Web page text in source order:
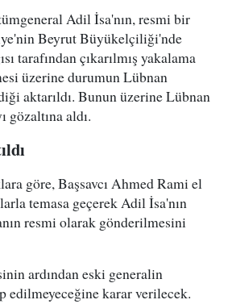
Adil İsa'nın, resmi bir
Beyrut Büyükelçiliği'nde
tarafından çıkarılmış yakalama
üzerine durumun Lübnan
aktarıldı. Bunun üzerine Lübnan
gözaltına aldı.
göre, Başsavcı Ahmed Rami el
temasa geçerek Adil İsa'nın
resmi olarak gönderilmesini
ardından eski generalin
edilmeyeceğine karar verilecek.